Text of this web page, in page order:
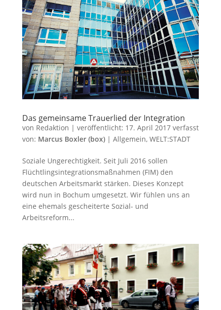
Das gemeinsame Trauerlied der Integration
von Redaktion | veröffentlicht: 17. April 2017verfasst
von: Marcus Boxler (box)| Allgemein, WELT:STADT
Soziale Ungerechtigkeit. Seit Juli 2016 sollen
Flüchtlingsintegrationsmaßnahmen (FIM) den
deutschen Arbeitsmarkt stärken. Dieses Konzept
wird nun in Bochum umgesetzt. Wir fühlen uns an
eine ehemals gescheiterte Sozial- und
Arbeitsreform...